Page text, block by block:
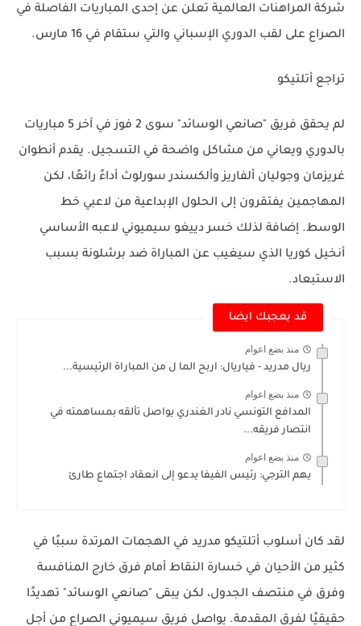
شركة المراهنات العالمية تعلن عن إحدى المباريات الفاصلة في
الصراع على لقب الدوري الإسباني والتي ستقام في 16 مارس.
تراجع أتلتيكو
لم يحقق فريق "صانعي الوسائد" سوى 2 فوز في آخر 5 مباريات
بالدوري ويعاني من مشاكل واضحة في التسجيل. يقدم أنطوان
غريزمان وجوليان ألفاريز وألكسندر سورلوث أداءً رائعًا، لكن
المهاجمين يفتقرون إلى الحلول الإبداعية من لاعبي خط
الوسط. إضافة لذلك خسر دييغو سيميوني لاعبه الأساسي
أنخيل كوريا الذي سيغيب عن المباراة ضد برشلونة بسبب
الاستبعاد.
قد يعجبك ايضا
منذ بضع اعوام
ريال مدريد - فياريال: اربح الما ل من المباراة الرئيسية...
منذ بضع اعوام
المدافع التونسي نادر الغندري يواصل تألقه بمساهمته في
انتصار فريقه...
منذ بضع اعوام
يهم الترجي: رئيس الفيفا يدعو إلى انعقاد اجتماع طارئ
لقد كان أسلوب أتلتيكو مدريد في الهجمات المرتدة سببًا في
كثير من الأحيان في خسارة النقاط أمام فرق خارج المنافسة
وفرق في منتصف الجدول، لكن يبقى "صانعي الوسائد" تهديدًا
حقيقيًا لفرق المقدمة. يواصل فريق سيميوني الصراع من أجل